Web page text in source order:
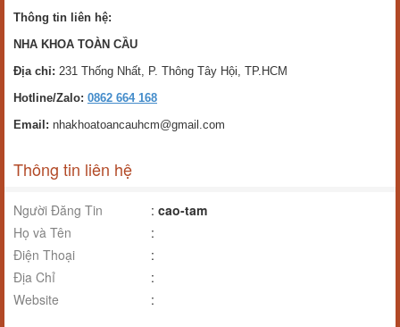
Thông tin liên hệ:
NHA KHOA TOÀN CẦU
Địa chỉ: 231 Thống Nhất, P. Thông Tây Hội, TP.HCM
Hotline/Zalo: 0862 664 168
Email: nhakhoatoancauhcm@gmail.com
Thông tin liên hệ
Người Đăng Tin : cao-tam
Họ và Tên
:
Điện Thoại
:
Địa Chỉ
:
Website
: